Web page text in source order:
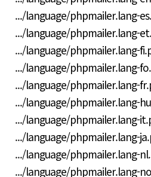
.../language/
.../language/
.../language/
.../language/
.../language/
.../language/
.../language/
.../language/
.../language/
.../language/